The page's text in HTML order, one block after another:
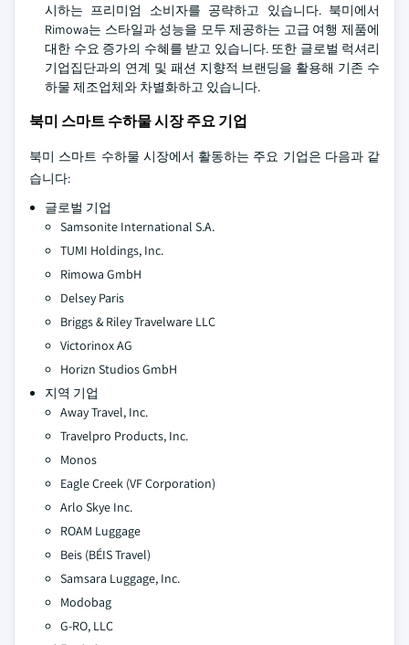
시하는 프리미엄 소비자를 공략하고 있습니다. 북미에서
Rimowa는 스타일과 성능을 모두 제공하는 고급 여행 제품에
대한 수요 증가의 수혜를 받고 있습니다. 또한 글로벌 럭셔리
기업집단과의 연계 및 패션 지향적 브랜딩을 활용해 기존 수
하물 제조업체와 차별화하고 있습니다.
북미 스마트 수하물 시장 주요 기업
북미 스마트 수하물 시장에서 활동하는 주요 기업은 다음과 같
습니다:
글로벌 기업
Samsonite International S.A.
TUMI Holdings, Inc.
Rimowa GmbH
Delsey Paris
Briggs & Riley Travelware LLC
Victorinox AG
Horizn Studios GmbH
지역 기업
Away Travel, Inc.
Travelpro Products, Inc.
Monos
Eagle Creek (VF Corporation)
Arlo Skye Inc.
ROAM Luggage
Beis (BÉIS Travel)
Samsara Luggage, Inc.
Modobag
G-RO, LLC